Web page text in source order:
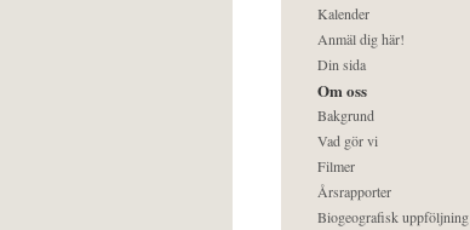
Kalender
Anmäl dig här!
Din sida
Om oss
Bakgrund
Vad gör vi
Filmer
Årsrapporter
Biogeografisk uppföljning